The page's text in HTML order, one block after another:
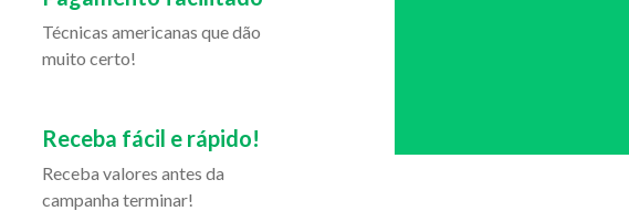
Técnicas americanas que dão
muito certo!
Receba fácil e rápido!
Receba valores antes da
campanha terminar!